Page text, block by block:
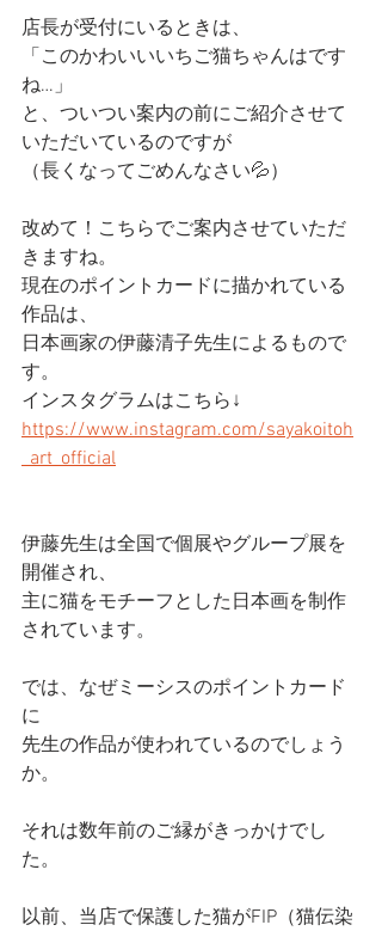
店長が受付にいるときは、
「このかわいいいちご猫ちゃんはです
ね…」
と、ついつい案内の前にご紹介させて
いただいているのですが
（長くなってごめんなさい💦）
改めて！こちらでご案内させていただ
きますね。
現在のポイントカードに描かれている
作品は、
日本画家の伊藤清子先生によるもので
す。
インスタグラムはこちら↓
https://www.instagram.com/sayakoitoh
_art_official
伊藤先生は全国で個展やグループ展を
開催され、
主に猫をモチーフとした日本画を制作
されています。
では、なぜミーシスのポイントカード
に
先生の作品が使われているのでしょう
か。
それは数年前のご縁がきっかけでし
た。
以前、当店で保護した猫がFIP（猫伝染